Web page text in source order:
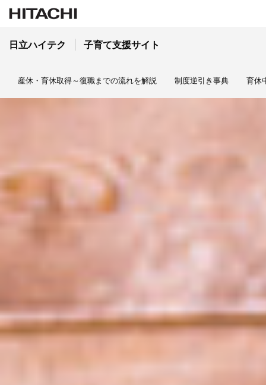
日立ハイテク 子育て支援サイト
産休・育休取得～復職までの流れを解説 制度逆引き事典 育休